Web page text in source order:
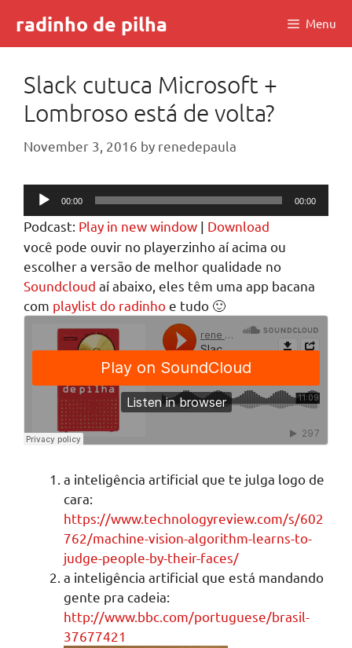
content
radinho de pilha Menu
Slack cutuca Microsoft +
Lombroso está de volta?
November 3, 2016 by renedepaula
Audio
Player
00:00 00:00
Podcast: Play in new window | Download
você pode ouvir no playerzinho aí acima ou
escolher a versão de melhor qualidade no
Soundcloud aí abaixo, eles têm uma app bacana
com playlist do radinhoe tudo 🙂
a inteligência artificial que te julga logo de
cara:
https://www.technologyreview.com/s/602
762/machine-vision-algorithm-learns-to-
judge-people-by-their-faces/
a inteligência artificial que está mandando
gente pra cadeia:
http://www.bbc.com/portuguese/brasil-
37677421